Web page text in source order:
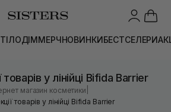
ТІЛОДІММЕРЧНОВИНКИБЕСТСЕЛЕРИ
у лінійці Bifida Barrier
магазин косметики
товарів у лінійці Bifida Barrier